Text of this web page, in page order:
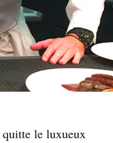
quitte le luxueux